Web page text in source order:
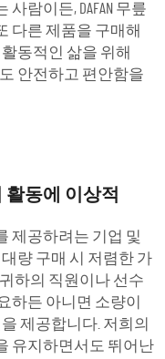
람이든, DAFAN 무릎
다른 제품을 구매해
동적인 삶을 위해
도 안전하고 편안함을
활동에 이상적
제공하려는 기업 및
대량 구매 시 저렴한 가
하의 직원이나 선수
하든 아니면 소량이
을 제공합니다. 저희의
유지하면서도 뛰어난